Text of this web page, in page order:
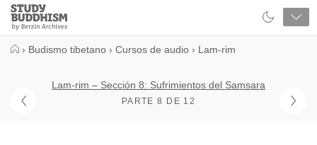
Close
Study
Buddhism
› Budismo tibetano › Cursos de audio › Lam-rim
Lam-rim – Sección 8: Sufrimientos del Samsara
PARTE 8 DE 12